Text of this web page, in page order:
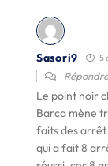
Sasori9 5
Le point noir
Barca mène
faits des
qui a fait 8